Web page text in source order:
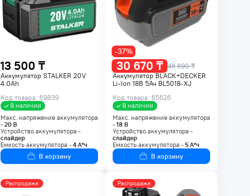
13 500 ₸
Аккумулятор STALKER 20V
4.0Ah
Код товара: 69839
В наличии
Макс. напряжение аккумулятора
-20В
Устройство аккумулятора -
слайдер
Емкость аккумулятора -4А*ч
В корзину
30 670 ₸ 48 690 ₸
-37%
Аккумулятор BLACK+DECKER
Li-Ion 18B 5Ач BL5018-XJ
Код товара: 65626
В наличии
Макс. напряжение аккумулятора
-18 В
Устройство аккумулятора -
слайдер
Емкость аккумулятора -5А*ч
В корзину
Распродажа Распродажа